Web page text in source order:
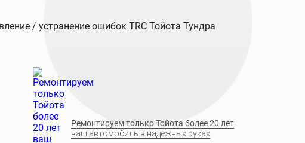
Ремонтируем только Тойота более 20 лет
ваш автомобиль в надёжных руках